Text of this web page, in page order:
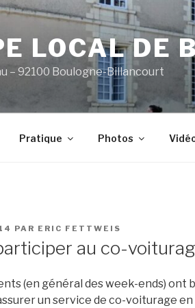
LOCAL DE
– 92100 Boulogne-Billancourt
Pratique Photos
PAR ERIC FETTWEIS
au co-
(en général des week-ends) ont
un service de co-voiturage